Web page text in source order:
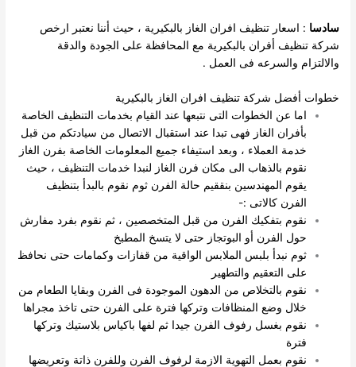
سادسا : اسعار تنظيف افران الغاز بالبكيرية ، حيث أننا نعتبر ارخص
شركة تنظيف أفران بالبكيرية مع المحافظة على الجودة والدقة
والالتزام والسرعه فى العمل .
خطوات أفضل شركة تنظيف افران الغاز بالبكيرية
اما عن الخطوات التى نتبعها عند القيام بخدمات التنظيف الخاصة
بأفران الغاز فهى تبدا عند استقبال الاتصال من سيادتكم من قبل
خدمة العملاء ، وبعد استيفاء جميع المعلومات الخاصة بفرن الغاز
نقوم بالذهاب الى مكان فرن الغاز لنبدا خدمات التنظيف ، حيث
يقوم المهندسين بنققيم حالة الفرن ثوم نقوم بالبدأ بتنظيف
الفرن كالاتى :-
نقوم بتفكيك الفرن من قبل المتخصصين ، ثم نقوم بفرد مفارش
حول الفرن أو البوتجاز حتى لا يتسخ المطبخ
ثوم نبدأ بلبس الملابس الواقية من قفازات وكمامات حتى نحافظ
على التعقيم والتطهير
نقوم بالتخلاص من الدهون الموجودة فى الفرن وبقايا الطعام من
خلال وضع المنظافات وتركها فترة على الفرن حتى تاخذ مجراها
نقوم بغسل رفوف الفرن جيدا ثم لفها باكياس بلاستيك وتركها
فترة
نقوم بعمل التهوية الازمة لرفوف الفرن وللفرن ذاتة وتعريضها